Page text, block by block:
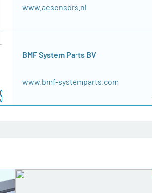
www.aesensors.nl
BMF System Parts BV
www.bmf-systemparts.com